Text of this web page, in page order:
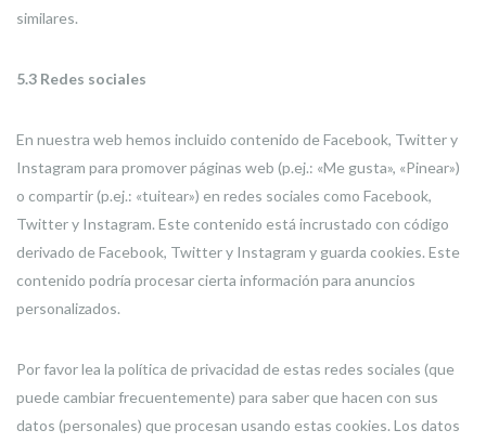
similares.
5.3 Redes sociales
En nuestra web hemos incluido contenido de Facebook, Twitter y
Instagram para promover páginas web (p.ej.: «Me gusta», «Pinear»)
o compartir (p.ej.: «tuitear») en redes sociales como Facebook,
Twitter y Instagram. Este contenido está incrustado con código
derivado de Facebook, Twitter y Instagram y guarda cookies. Este
contenido podría procesar cierta información para anuncios
personalizados.
Por favor lea la política de privacidad de estas redes sociales (que
puede cambiar frecuentemente) para saber que hacen con sus
datos (personales) que procesan usando estas cookies. Los datos